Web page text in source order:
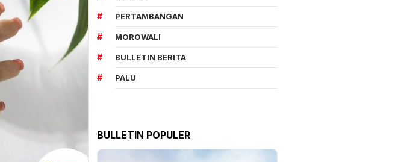
PERTAMBANGAN
MOROWALI
BULLETIN BERITA
PALU
BULLETIN POPULER